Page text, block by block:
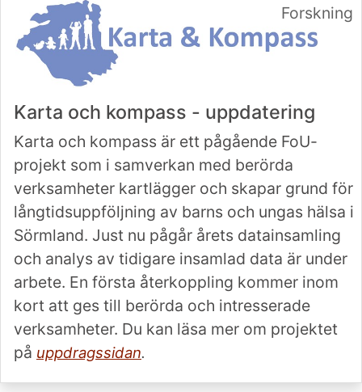
Forskning
Karta och kompass - uppdatering
Karta och kompass är ett pågående FoU-
projekt som i samverkan med berörda
verksamheter kartlägger och skapar grund för
långtidsuppföljning av barns och ungas hälsa i
Sörmland. Just nu pågår årets datainsamling
och analys av tidigare insamlad data är under
arbete. En första återkoppling kommer inom
kort att ges till berörda och intresserade
verksamheter. Du kan läsa mer om projektet
på uppdragssidan.